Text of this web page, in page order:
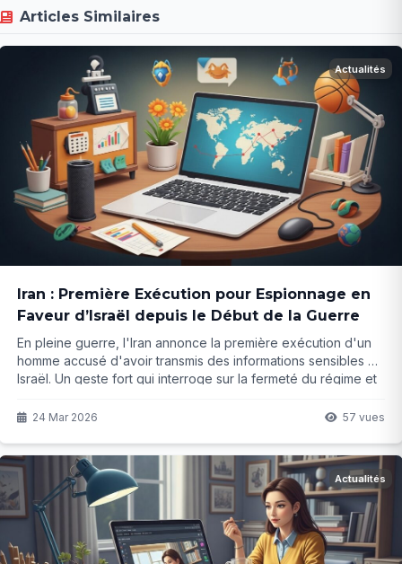
Articles Similaires
Actualités
Iran : Première Exécution pour Espionnage en
Faveur d’Israël depuis le Début de la Guerre
En pleine guerre, l'Iran annonce la première exécution d'un
homme accusé d'avoir transmis des informations sensibles à
Israël. Un geste fort qui interroge sur la fermeté du régime et
24 Mar 2026 57 vues
Actualités